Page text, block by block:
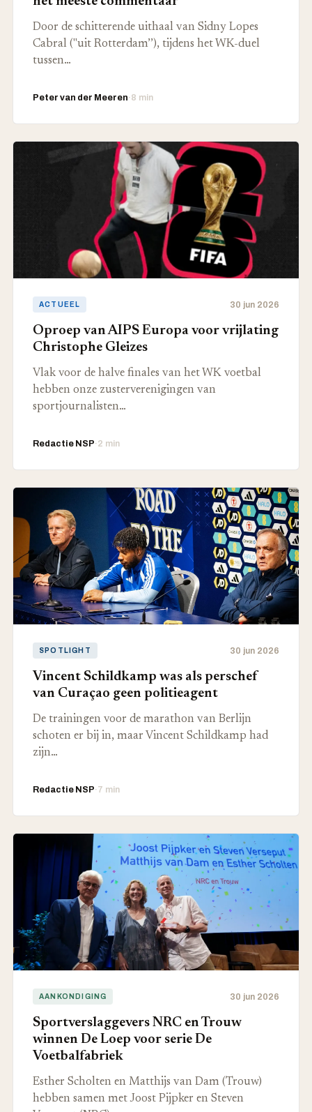
Door de schitterende uithaal van Sidny Lopes
Cabral ("uit Rotterdam’’), tijdens het WK-duel
tussen…
Peter van der Meeren·8 min
ACTUEEL 30 jun 2026
Oproep van AIPS Europa voor vrijlating
Christophe Gleizes
Vlak voor de halve finales van het WK voetbal
hebben onze zusterverenigingen van
sportjournalisten…
Redactie NSP·2 min
SPOTLIGHT 30 jun 2026
Vincent Schildkamp was als perschef
van Curaçao geen politieagent
De trainingen voor de marathon van Berlijn
schoten er bij in, maar Vincent Schildkamp had
zijn…
Redactie NSP·7 min
AANKONDIGING 30 jun 2026
Sportverslaggevers NRC en Trouw
winnen De Loep voor serie De
Voetbalfabriek
Esther Scholten en Matthijs van Dam (Trouw)
hebben samen met Joost Pijpker en Steven